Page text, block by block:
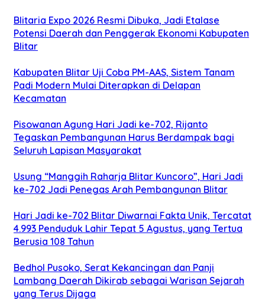
Blitaria Expo 2026 Resmi Dibuka, Jadi Etalase
Potensi Daerah dan Penggerak Ekonomi Kabupaten
Blitar
Kabupaten Blitar Uji Coba PM-AAS, Sistem Tanam
Padi Modern Mulai Diterapkan di Delapan
Kecamatan
Pisowanan Agung Hari Jadi ke-702, Rijanto
Tegaskan Pembangunan Harus Berdampak bagi
Seluruh Lapisan Masyarakat
Usung “Manggih Raharja Blitar Kuncoro”, Hari Jadi
ke-702 Jadi Penegas Arah Pembangunan Blitar
Hari Jadi ke-702 Blitar Diwarnai Fakta Unik, Tercatat
4.993 Penduduk Lahir Tepat 5 Agustus, yang Tertua
Berusia 108 Tahun
Bedhol Pusoko, Serat Kekancingan dan Panji
Lambang Daerah Dikirab sebagai Warisan Sejarah
yang Terus Dijaga